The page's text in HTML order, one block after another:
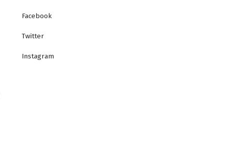
Facebook
Twitter
Instagram